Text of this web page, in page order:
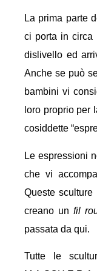
La prima parte
ci porta in circa
dislivello ed
Anche se può
bambini vi
loro proprio per
cosiddette
Le espressioni
che vi
Queste
creano un fil
passata da qui.
Tutte le